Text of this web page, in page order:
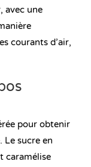
avec une
courants d’air,
pour obtenir
Le sucre en
caramélise